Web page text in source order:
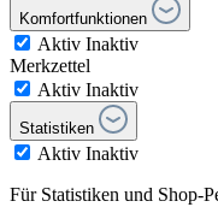
Komfortfunktionen
Aktiv Inaktiv
Merkzettel
Aktiv Inaktiv
Statistiken
Aktiv Inaktiv
Für Statistiken und Shop-